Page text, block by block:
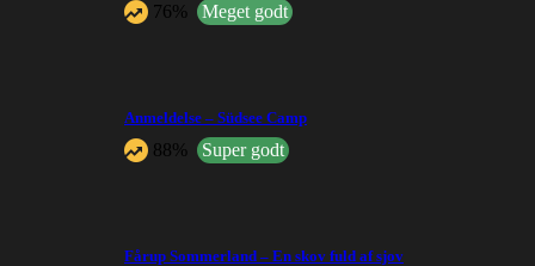
76% Meget godt
Anmeldelse – Südsee Camp
88% Super godt
Fårup Sommerland – En skov fuld af sjov